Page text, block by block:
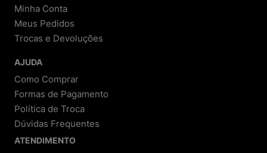
Minha Conta
Meus Pedidos
Trocas e Devoluções
AJUDA
Como Comprar
Formas de Pagamento
Política de Troca
Dúvidas Frequentes
ATENDIMENTO